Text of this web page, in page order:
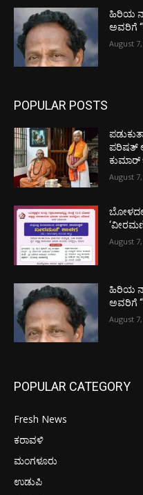
ಹಿರಿಯ
ಅವರಿಗೆ
August
POPULAR POSTS
ಪರಿಷತ್
ಕುಮಾರ್
August
August
ಹಿರಿಯ
ಅವರಿಗೆ
August
POPULAR CATEGORY
Fresh News
ಕರಾವಳಿ
ಮಂಗಳೂರು
ಉಡುಪಿ